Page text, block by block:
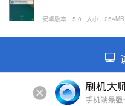
安卓版本：5.0 大小：254MB
©2026 皖